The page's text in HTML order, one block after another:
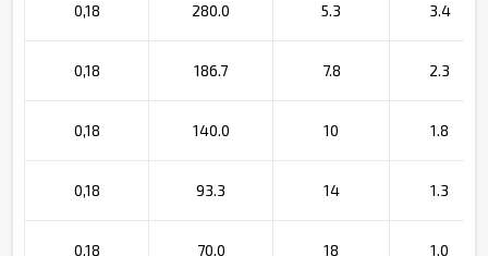
0,18 280.0 5.3 3.4
0,18 186.7 7.8 2.3
0,18 140.0 10 1.8
0,18 93.3 14 1.3
0,18 70.0 18 1.0